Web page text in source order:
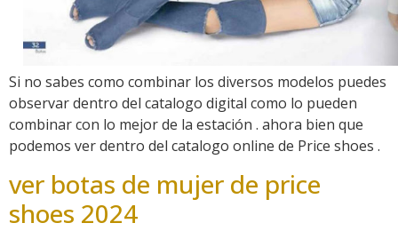
Si no sabes como combinar los diversos modelos puedes
observar dentro del catalogo digital como lo pueden
combinar con lo mejor de la estación . ahora bien que
podemos ver dentro del catalogo online de Price shoes .
ver botas de mujer de price
shoes 2024